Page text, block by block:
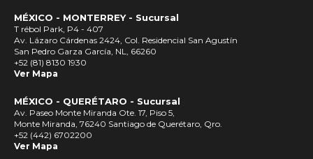
MÉXICO - MONTERREY - Sucursal
T rébol Park, P4 - 407
Av. Lázaro Cárdenas 2424, Col. Residencial San Agustín
San Pedro Garza García, NL, 66260
+52 (81) 8130 1930
Ver Mapa
MÉXICO - QUERÉTARO - Sucursal
Av. Paseo Monte Miranda Ote. 17, Piso 5,
Monte Miranda, 76240 Santiago de Querétaro, Qro.
+52 (442) 6702200
Ver Mapa